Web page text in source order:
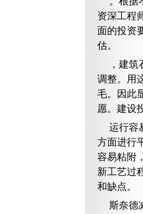
资深工程
面的投资
估。
，建
调整。用
毛。因此
愿。建设
运行容
方面进行
容易粘附
新工艺过
和缺点。
斯奈德